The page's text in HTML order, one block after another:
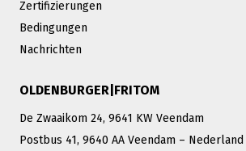
Zertifizierungen
Bedingungen
Nachrichten
OLDENBURGER|FRITOM
De Zwaaikom 24, 9641 KW Veendam
Postbus 41, 9640 AA Veendam – Nederland